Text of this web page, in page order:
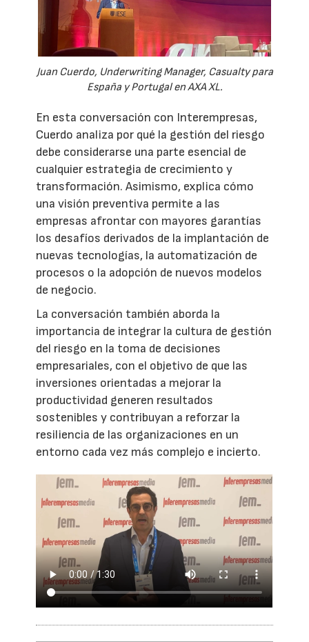
Juan Cuerdo, Underwriting Manager, Casualty para
España y Portugal en AXA XL.
En esta conversación con Interempresas,
Cuerdo analiza por qué la gestión del riesgo
debe considerarse una parte esencial de
cualquier estrategia de crecimiento y
transformación. Asimismo, explica cómo
una visión preventiva permite a las
empresas afrontar con mayores garantías
los desafíos derivados de la implantación de
nuevas tecnologías, la automatización de
procesos o la adopción de nuevos modelos
de negocio.
La conversación también aborda la
importancia de integrar la cultura de gestión
del riesgo en la toma de decisiones
empresariales, con el objetivo de que las
inversiones orientadas a mejorar la
productividad generen resultados
sostenibles y contribuyan a reforzar la
resiliencia de las organizaciones en un
entorno cada vez más complejo e incierto.